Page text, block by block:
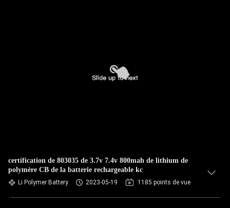
certification de 803035 de 3.7v 7.4v 800mah de lithium de
polymère CB de la batterie rechargeable kc
Li Polymer Battery 2023-05-19 1185 points de vue